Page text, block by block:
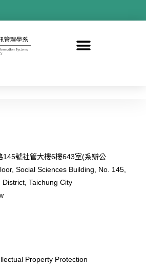
145號社管大樓6樓643室(系辦公
Social Sciences Building, No. 145,
Taichung City
Property Protection